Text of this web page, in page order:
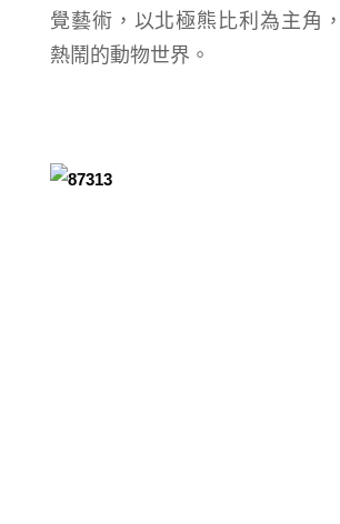
覺藝術，以北極熊比利為主角
熱鬧的動物世界。